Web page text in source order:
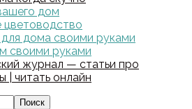
дом
дома своими руками
своими руками
журнал — статьи про
| читать онлайн